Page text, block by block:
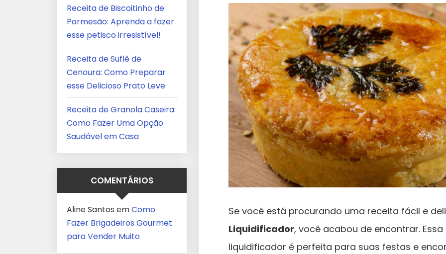
Se você está procurando uma receita fácil e
Liquidificador, você acabou de encontrar.
liquidificador é perfeita para suas festas e
Receita de Biscoitinho de
Parmesão: Aprenda a fazer
esse petisco irresistível!
Receita de Suflê de
Cenoura: Como Preparar
esse Delicioso Prato Leve
Receita de Granola Caseira:
Como Fazer Uma Opção
Saudável em Casa
COMENTÁRIOS
Aline Santos emComo
Fazer Brigadeiros Gourmet
para Vender Muito